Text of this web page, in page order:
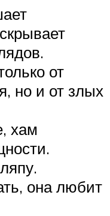
от
но и от злых
хам
она любит